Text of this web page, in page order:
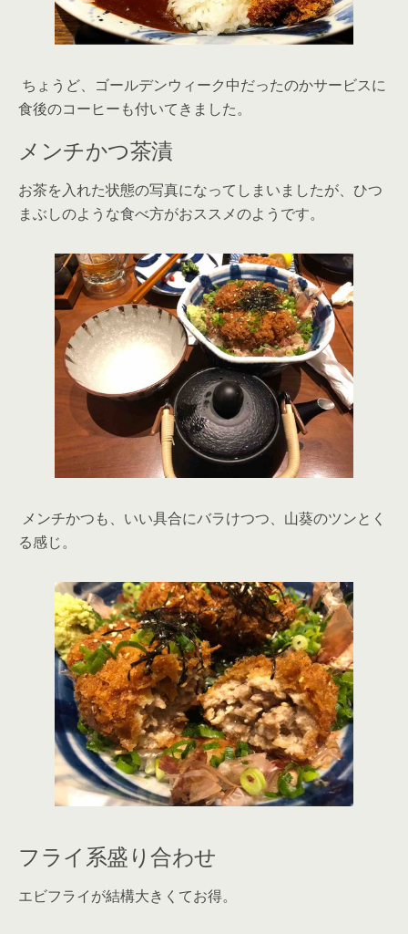
ちょうど、ゴールデンウィーク中だったのかサービスに
食後のコーヒーも付いてきました。
メンチかつ茶漬
お茶を入れた状態の写真になってしまいましたが、ひつ
まぶしのような食べ方がおススメのようです。
メンチかつも、いい具合にバラけつつ、山葵のツンとく
る感じ。
フライ系盛り合わせ
エビフライが結構大きくてお得。